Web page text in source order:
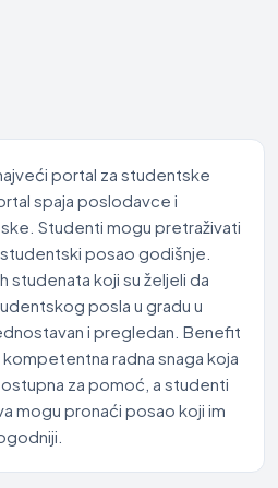
portal za studentske
spaja poslodavce i
Studenti mogu pretraživati
posao godišnje.
studenata koji su željeli da
posla u gradu u
i pregledan. Benefit
radna snaga koja
za pomoć, a studenti
mogu pronaći posao koji im